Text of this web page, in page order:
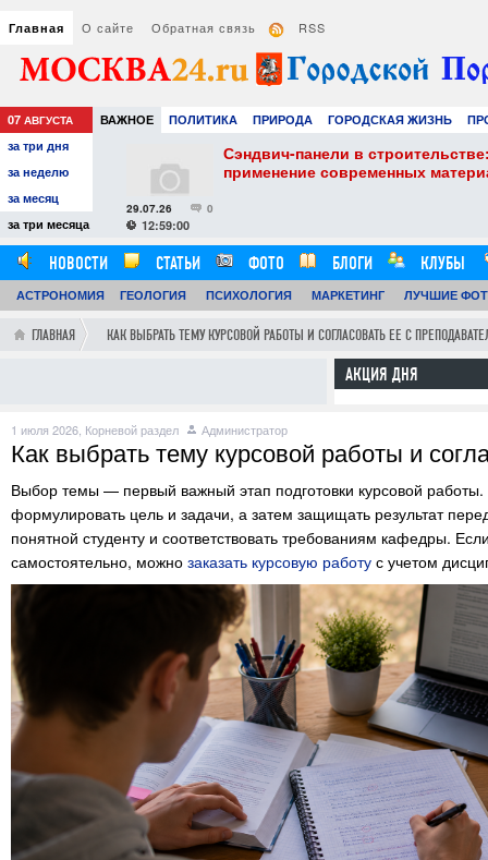
Главная О сайте Обратная связь RSS
07 АВГУСТА ВАЖНОЕ ПОЛИТИКА ПРИРОДА ГОРОДСКАЯ ЖИЗНЬ
ТЕХНОЛОГИИ
за три дня
за неделю
за месяц
за три месяца
для
29.07.26
12:59:00
Сэндвич-панели в строительстве:
применение современных
НОВОСТИ СТАТЬИ ФОТО БЛОГИ
КЛУБЫ
ОБЗОРЫ
ВИДЕОРЕПОРТАЖИ
АСТРОНОМИЯ ГЕОЛОГИЯ ПСИХОЛОГИЯ МАРКЕТИНГ ЛУЧШИЕ
ГЛАВНАЯ КАК ВЫБРАТЬ ТЕМУ КУРСОВОЙ РАБОТЫ И СОГЛАСОВАТЬ ЕЕ С
АКЦИЯ ДНЯ
1 июля 2026, Корневой раздел Администратор
Как выбрать тему курсовой работы и
Выбор темы — первый важный этап подготовки курсовой работы.
формулировать цель и задачи, а затем защищать результат
понятной студенту и соответствовать требованиям кафедры.
самостоятельно, можно заказать курсовую работу с учетом